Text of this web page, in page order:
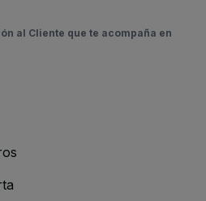
al Cliente que te acompaña en